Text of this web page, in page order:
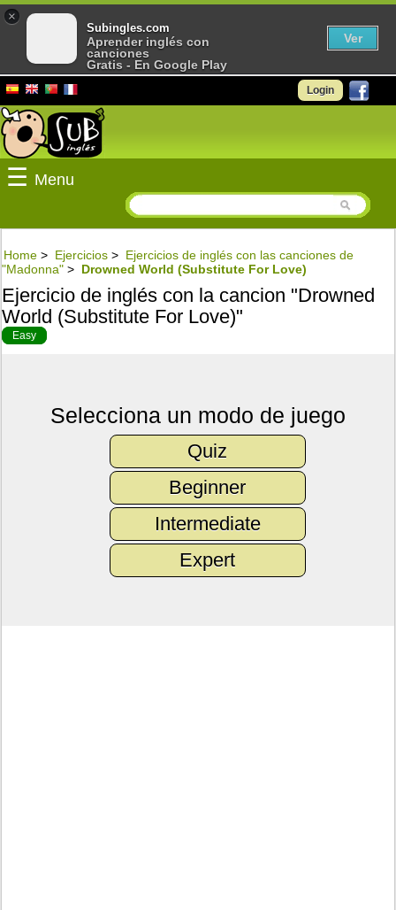
Login
☰ Menu
Home > Ejercicios > Ejercicios de inglés con las canciones de
"Madonna" > Drowned World (Substitute For Love)
Ejercicio de inglés con la cancion "Drowned
World (Substitute For Love)"
Easy
Selecciona un modo de juego
Quiz
Beginner
Intermediate
Expert
×
Subingles.com
Aprender inglés con
canciones
Gratis - En Google Play
Ver